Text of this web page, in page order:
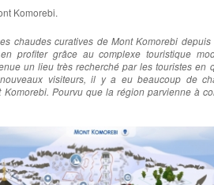
Komorebi.
chaudes curatives de Mont Komorebi
profiter grâce au complexe touristique
un lieu très recherché par les touristes en
visiteurs, il y a eu beaucoup de
Pourvu que la région parvienne à